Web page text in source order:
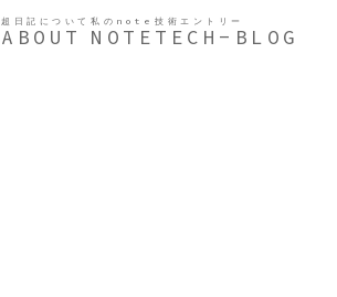
超日記について
ABOUT
私のnote
NOTE
技術エントリー
TECH-BLOG